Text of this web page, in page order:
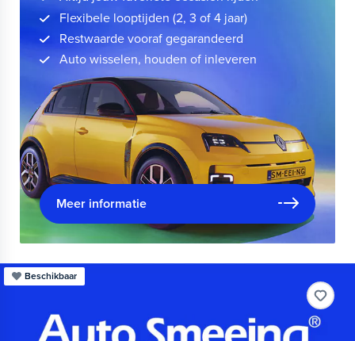
Flexibele looptijden (2, 3 of 4 jaar)
Restwaarde vooraf gegarandeerd
Auto wisselen, houden of inleveren
Meer informatie
Beschikbaar